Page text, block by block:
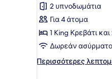
φωτογραφιών
για
Ferienwohnung
Wehnsen,
Tarnewitzer
Straße
2 υπνοδωμάτια
Για 4 άτομα
1 King Κρεβάτι
Δωρεάν ασύρματο
Περισσότερες
Περισσότερες